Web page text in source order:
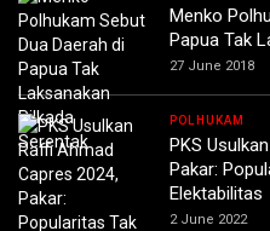
Menko
Papua Tak
27 June 2018
POLHUKAM
PKS
Pakar:
Elektabilitas
2 June 2022